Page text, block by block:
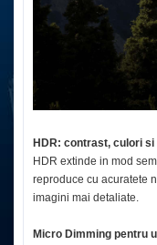
HDR: contrast, culori
HDR extinde in mod
reproduce cu acuratete
imagini mai detaliate.
Micro Dimming pentru